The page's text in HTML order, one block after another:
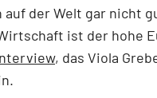
auf der Welt gar nicht
ist der hohe
, das Viola